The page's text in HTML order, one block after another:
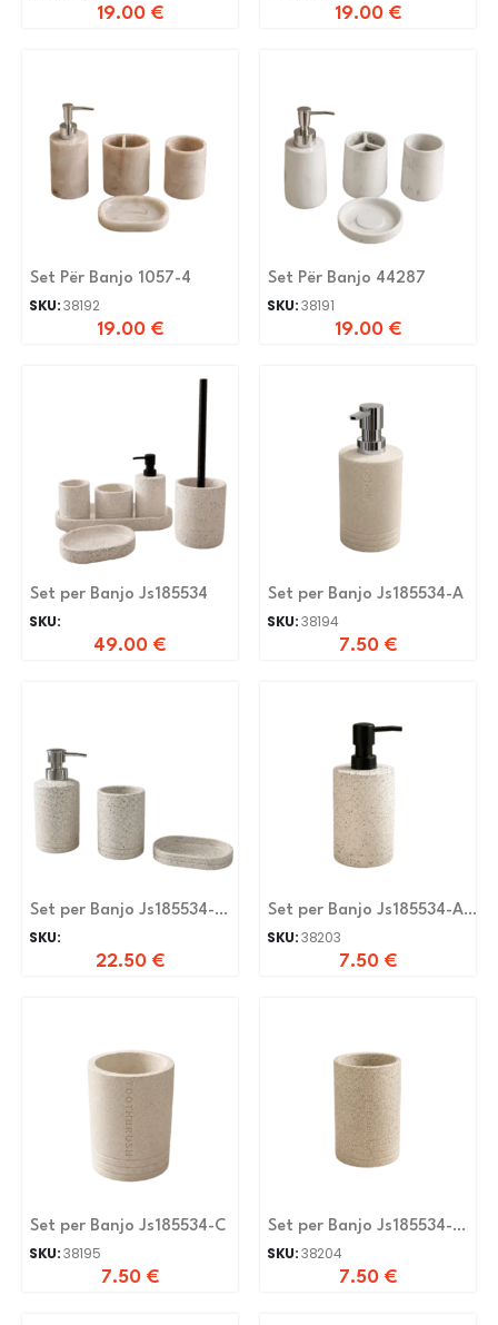
19.00 €
19.00 €
Set Për Banjo 1057-4
SKU:38192
19.00 €
Set Për Banjo 44287
SKU:38191
19.00 €
Set per Banjo Js185534
SKU:
49.00 €
Set per Banjo Js185534-A
SKU:38194
7.50 €
Set per Banjo Js185534-
A,C,D
SKU:
22.50 €
Set per Banjo Js185534-A-
N
SKU:38203
7.50 €
Set per Banjo Js185534-C
SKU:38195
7.50 €
Set per Banjo Js185534-C-
N
SKU:38204
7.50 €